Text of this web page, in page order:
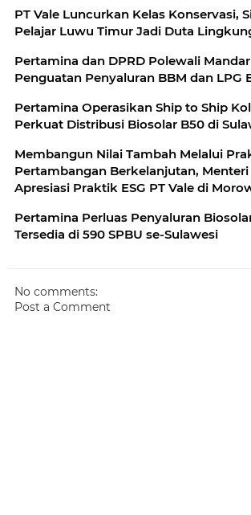
PT Vale Luncurkan Kelas Konservasi,
Pelajar Luwu Timur Jadi Duta
Pertamina dan DPRD Polewali
Penguatan Penyaluran BBM dan LPG
Pertamina Operasikan Ship to Ship
Perkuat Distribusi Biosolar B50 di
Membangun Nilai Tambah Melalui
Pertambangan Berkelanjutan,
Apresiasi Praktik ESG PT Vale di
Pertamina Perluas Penyaluran
Tersedia di 590 SPBU se-Sulawesi
No comments:
Post a Comment